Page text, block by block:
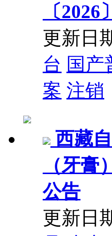
〔2026
更新日
台 国产
案 注销
西藏
（牙
公告
更新日